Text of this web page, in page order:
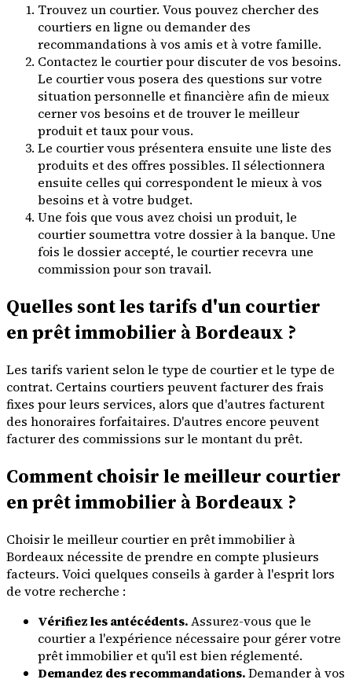
Trouvez un courtier. Vous pouvez chercher des
courtiers en ligne ou demander des
recommandations à vos amis et à votre famille.
Contactez le courtier pour discuter de vos besoins.
Le courtier vous posera des questions sur votre
situation personnelle et financière afin de mieux
cerner vos besoins et de trouver le meilleur
produit et taux pour vous.
Le courtier vous présentera ensuite une liste des
produits et des offres possibles. Il sélectionnera
ensuite celles qui correspondent le mieux à vos
besoins et à votre budget.
Une fois que vous avez choisi un produit, le
courtier soumettra votre dossier à la banque. Une
fois le dossier accepté, le courtier recevra une
commission pour son travail.
Quelles sont les tarifs d'un courtier
en prêt immobilier à Bordeaux ?
Les tarifs varient selon le type de courtier et le type de
contrat. Certains courtiers peuvent facturer des frais
fixes pour leurs services, alors que d'autres facturent
des honoraires forfaitaires. D'autres encore peuvent
facturer des commissions sur le montant du prêt.
Comment choisir le meilleur courtier
en prêt immobilier à Bordeaux ?
Choisir le meilleur courtier en prêt immobilier à
Bordeaux nécessite de prendre en compte plusieurs
facteurs. Voici quelques conseils à garder à l'esprit lors
de votre recherche :
Vérifiez les antécédents.Assurez-vous que le
courtier a l'expérience nécessaire pour gérer votre
prêt immobilier et qu'il est bien réglementé.
Demandez des recommandations.Demander à vos